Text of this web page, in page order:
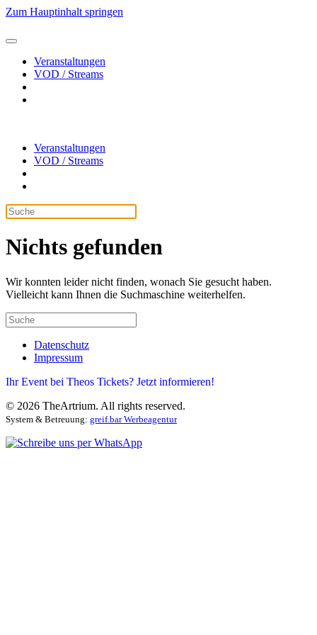
Zum Hauptinhalt springen
Veranstaltungen
VOD / Streams
Veranstaltungen
VOD / Streams
Nichts gefunden
Wir konnten leider nicht finden, wonach Sie gesucht haben.
Vielleicht kann Ihnen die Suchmaschine weiterhelfen.
Datenschutz
Impressum
Ihr Event bei Theos Tickets? Jetzt informieren!
© 2026 TheArtrium. All rights reserved.
System & Betreuung: greif.bar Werbeagentur